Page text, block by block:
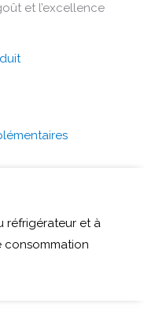
et l’excellence
réfrigérateur et à
consommation